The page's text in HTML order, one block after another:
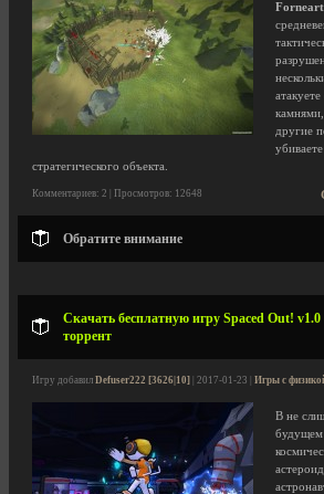
Forneart
другие
стратегического объекта.
Комментариев: 2 | Просмотров: 12648
Обратите внимание
Скачать бесплатную игру Spaced Out! v1.0
торрент
Игру добавил Defuser222 [3626|10] | 2017-01-23 | Игры с
В не
будущем